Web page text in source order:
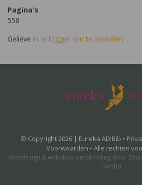
Pagina's
558
Gelieve in te loggen om te bestellen.
© Copyright 2026 | Eureka ADIBib •
Voorwaarden • Alle rechten
Webdesign & webshop ontwikkeling door
Nimbu